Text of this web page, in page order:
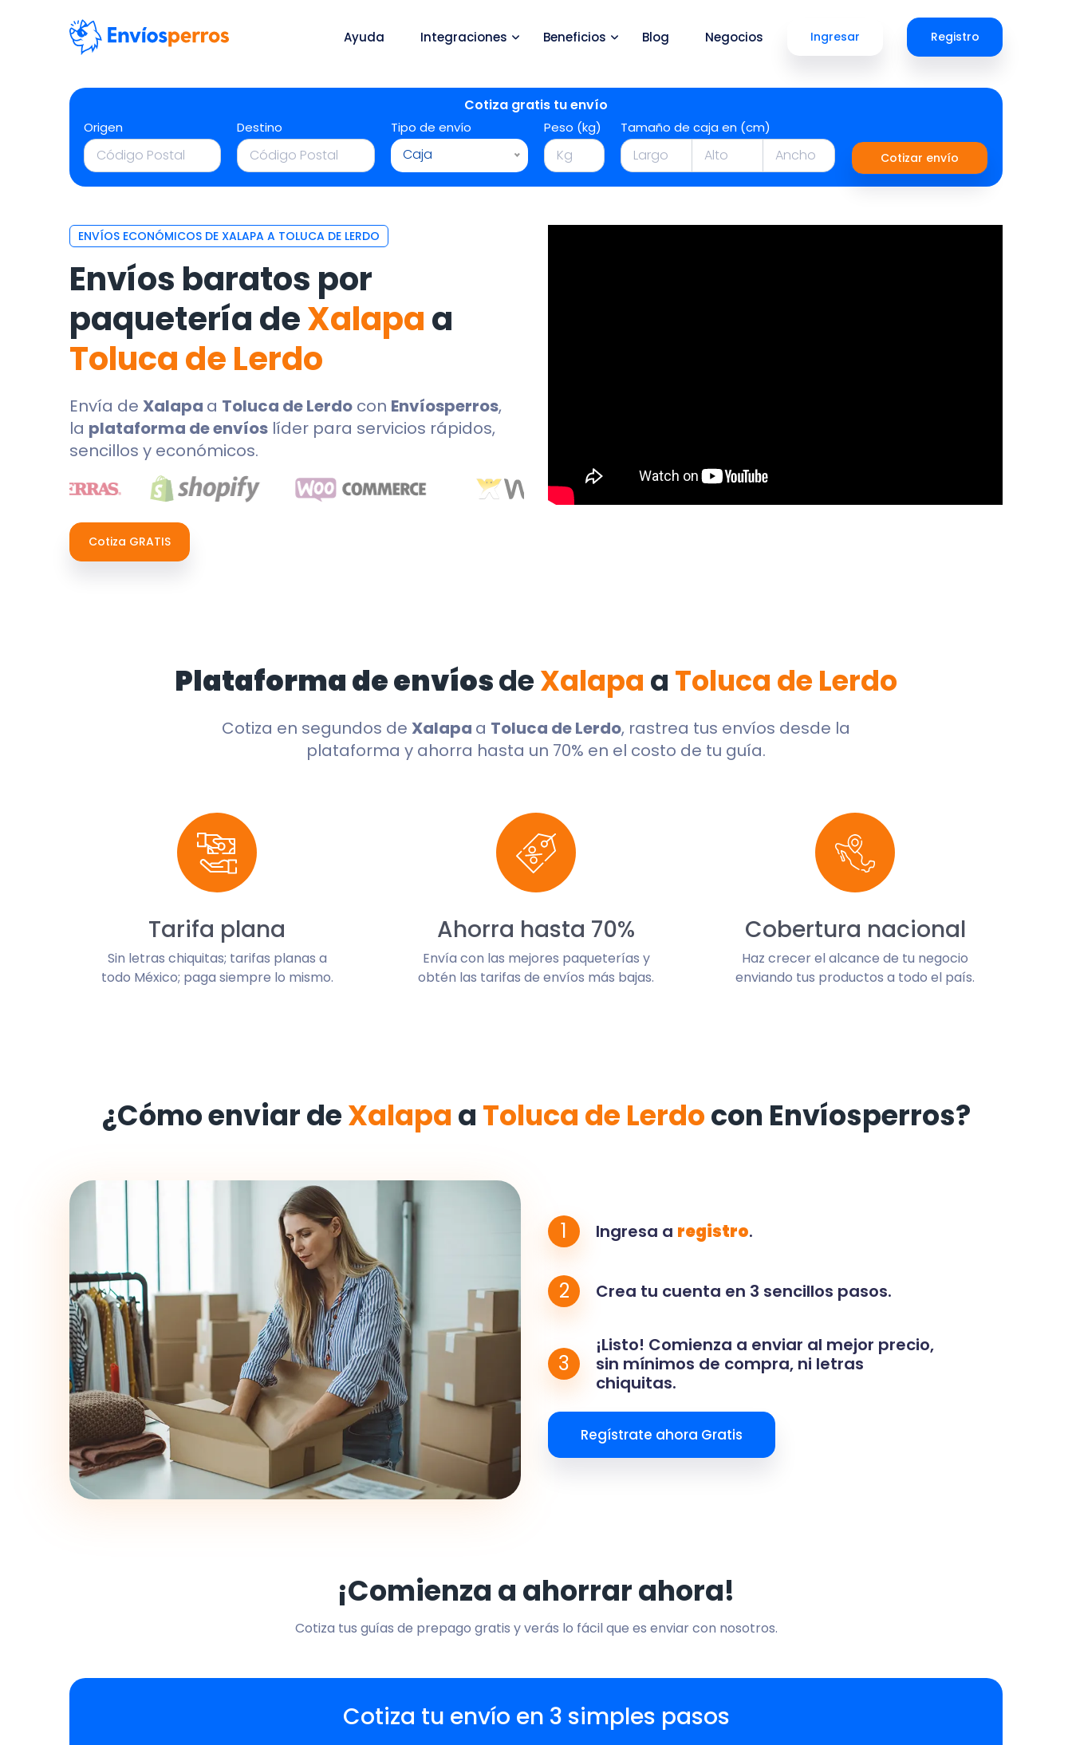
Ayuda Integraciones Beneficios Blog Negocios Ingresar Registro
Cotiza gratis tu envío
Origen Destino Tipo de envío
Caja
Peso (kg) Tamaño de caja en (cm)
Cotizar envío
ENVÍOS ECONÓMICOS DE XALAPA A TOLUCA DE LERDO
Envíos baratos por
paquetería deXalapaa
Toluca de Lerdo
Envía de Xalapa a Toluca de Lerdo con Envíosperros,
la plataforma de envíos líder para servicios rápidos,
sencillos y económicos.
Cotiza GRATIS
Plataforma de envíosdeXalapa a Toluca de Lerdo
Cotiza en segundos de Xalapa a Toluca de Lerdo, rastrea tus envíos desde la
plataforma y ahorra hasta un 70% en el costo de tu guía.
Tarifa plana
Sin letras chiquitas; tarifas planas a
todo México; paga siempre lo mismo.
Ahorra hasta 70%
Envía con las mejores paqueterías y
obtén las tarifas de envíos más bajas.
Cobertura nacional
Haz crecer el alcance de tu negocio
enviando tus productos a todo el país.
¿Cómo enviar deXalapa a Toluca de Lerdocon Envíosperros?
1 Ingresa a registro.
2 Crea tu cuenta en 3 sencillos pasos.
3
¡Listo! Comienza a enviar al mejor precio,
sin mínimos de compra, ni letras
chiquitas.
Regístrate ahora Gratis
¡Comienza a ahorrar ahora!
Cotiza tus guías de prepago gratis y verás lo fácil que es enviar con nosotros.
Cotiza tu envío en 3 simples pasos